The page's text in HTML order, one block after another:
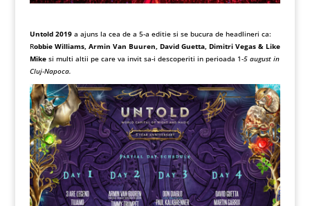
Untold 2019a ajuns la cea de a 5-a editie si se bucura de headlineri ca:
Robbie Williams, Armin Van Buuren, David Guetta, Dimitri Vegas & Like
Mikesi multi altii pe care va invit sa-i descoperiti in perioada 1-5 august in
Cluj-Napoca.